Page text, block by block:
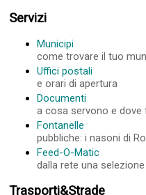
Servizi
Municipi
come trovare il tuo
Uffici postali
e orari di apertura
Documenti
a cosa servono e dove
Fontanelle
pubbliche: i nasoni di
Feed-O-Matic
dalla rete una
Trasporti&Strade